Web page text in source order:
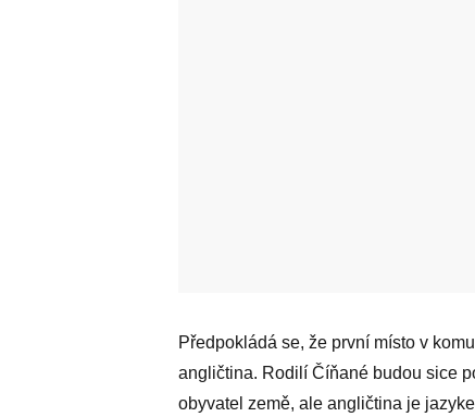
Předpokládá se, že první místo v
angličtina. Rodilí Číňané budou sice
obyvatel země, ale angličtina je